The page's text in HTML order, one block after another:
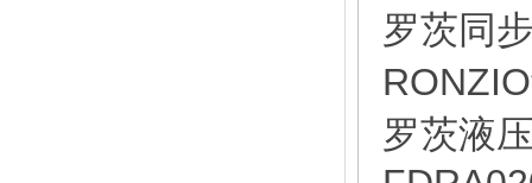
罗茨同
罗茨液